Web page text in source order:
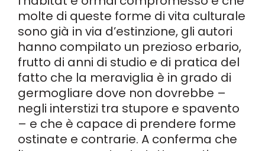
molte di queste forme di vita culturale
sono già in via d’estinzione, gli autori
hanno compilato un prezioso erbario,
frutto di anni di studio e di pratica del
fatto che la meraviglia è in grado di
germogliare dove non dovrebbe –
negli interstizi tra stupore e spavento
– e che è capace di prendere forme
ostinate e contrarie. A conferma che